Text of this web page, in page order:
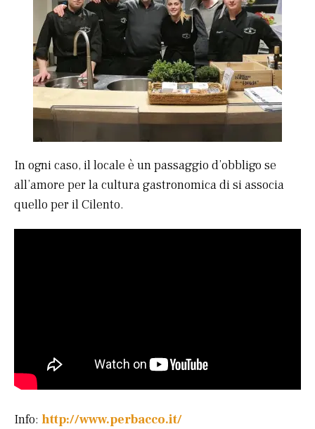
In ogni caso, il locale è un passaggio d’obbligo se
all’amore per la cultura gastronomica di si associa
quello per il Cilento.
Info: http://www.perbacco.it/